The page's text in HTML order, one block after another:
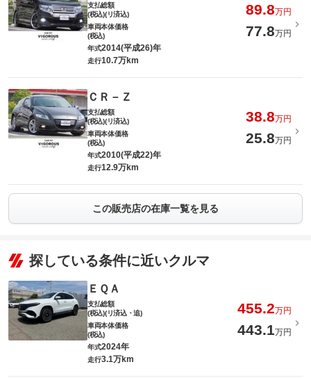
支払総額
(税込)(リ済込)
89.8万円
車両本体価格
(税込)
77.8万円
年式2014(平成26)年
走行10.7万km
ＣＲ－Ｚ
支払総額
(税込)(リ済込)
38.8万円
車両本体価格
(税込)
25.8万円
年式2010(平成22)年
走行12.9万km
この販売店の在庫一覧を見る
探している条件に近いクルマ
ＥＱＡ
支払総額
(税込)(リ済込・追)
455.2万円
車両本体価格
(税込)
443.1万円
年式2024年
走行3.1万km